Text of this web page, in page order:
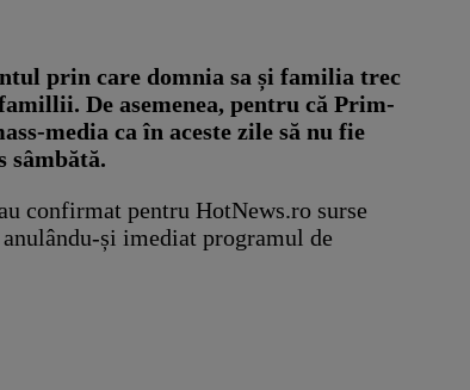
prin care domnia sa și familia trec
De asemenea, pentru că Prim-
media ca în aceste zile să nu fie
sâmbătă.
confirmat pentru HotNews.ro surse
și imediat programul de